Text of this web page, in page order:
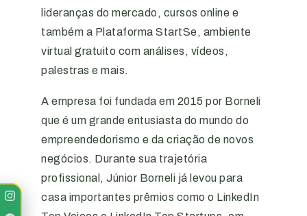
lideranças do mercado, cursos online e
também a Plataforma StartSe, ambiente
virtual gratuito com análises, vídeos,
palestras e mais.
A empresa foi fundada em 2015 por Borneli
que é um grande entusiasta do mundo do
empreendedorismo e da criação de novos
negócios. Durante sua trajetória
profissional, Júnior Borneli já levou para
casa importantes prêmios como o LinkedIn